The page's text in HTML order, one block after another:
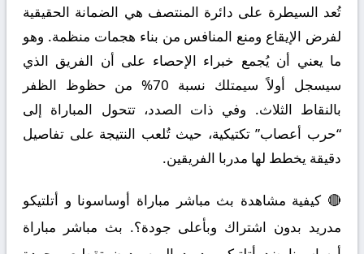
تُعد السيطرة على دائرة المنتصف هي الضمانة الحقيقية
لفرض الإيقاع ومنع المنافس من بناء هجمات منظمة. وهو
ما يعني أن يُجمع خبراء الإحصاء على أن الفريق الذي
سيسجل أولاً سيمتلك نسبة 70% من حظوظ الظفر
بالنقاط الثلاث. وفي ذات الصدد، تتحول المباراة إلى
“حرب أعصاب” تكتيكية، حيث تُلعب النتيجة على تفاصيل
دقيقة يخطط لها مدربا الفريقين.
🔴 كيفية مشاهدة بث مباشر مباراة أوساسونا و أتلتيكو
مدريد بدون اشتراك وبأعلى جودة؟. بث مباشر مباراة